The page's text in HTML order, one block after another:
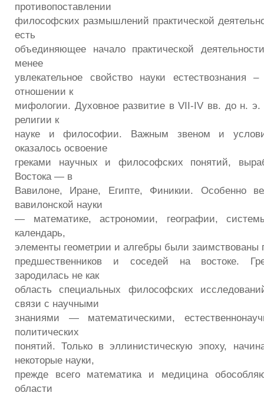
противопоставлении
философских размышлений практической
есть
объединяющее начало практической
менее
увлекательное свойство науки естествознания
отношении к
мифологии. Духовное развитие в VII-IV вв. до н.
религии к
науке и философии. Важным звеном и
оказалось освоение
греками научных и философских понятий,
Востока — в
Вавилоне, Иране, Египте, Финикии. Особенно
вавилонской науки
— математике, астрономии, географии,
календарь,
элементы геометрии и алгебры были заимствованы
предшественников и соседей на востоке.
зародилась не как
область специальных философских
связи с научными
знаниями — математическими,
политических
понятий. Только в эллинистическую эпоху,
некоторые науки,
прежде всего математика и медицина
области